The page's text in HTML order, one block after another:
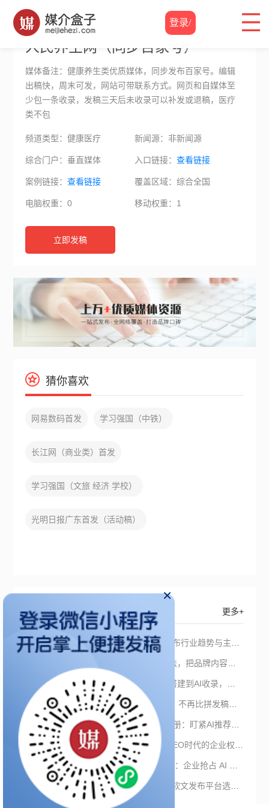
登录/
注册
软文价格 / 人民养生网（同步百家号）
人民养生网（同步百家号）
媒体备注：健康养生类优质媒体，同步发布百家号。编辑
出稿快，周末可发，网站可带联系方式。网页和自媒体至
少包一条收录，发稿三天后未收录可以补发或退稿，医疗
类不包
频道类型：健康医疗 新闻源：非新闻源
综合门户：垂直媒体 入口链接： 查看链接
案例链接：查看链接 覆盖区域：综合全国
电脑权重：0 移动权重：1
立即发稿
猜你喜欢
网易数码首发 学习强国（中铁）
长江网（商业类）首发
学习强国（文旅 经济 学校）
光明日报广东首发（活动稿）
猜你想看 更多+
2026软文营销新变局：AI时代软文发布行业趋势与主流平台深度解析
GEO发稿平台怎么选？媒介盒子3步法，把品牌内容变成AI的优选信源
2026 GEO发稿平台怎么选？从信源搭建到AI收录，一文讲透平台选择
2026-2027软文营销平台选型新准则：不再比拼发稿量，而是竞争“AI收录”
软文发稿怎么投才有效？2026实战手册：盯紧AI推荐与搜索占位时长
从“关键词应答”到“认知共识构建”：GEO时代的企业权威信息战略重构
2026GEO新闻媒体发稿平台选型指南：企业抢占 AI 搜索入口的系统落地指南
抢占AI流量入口：GEO优化驱动下的软文发布平台选型推荐
×